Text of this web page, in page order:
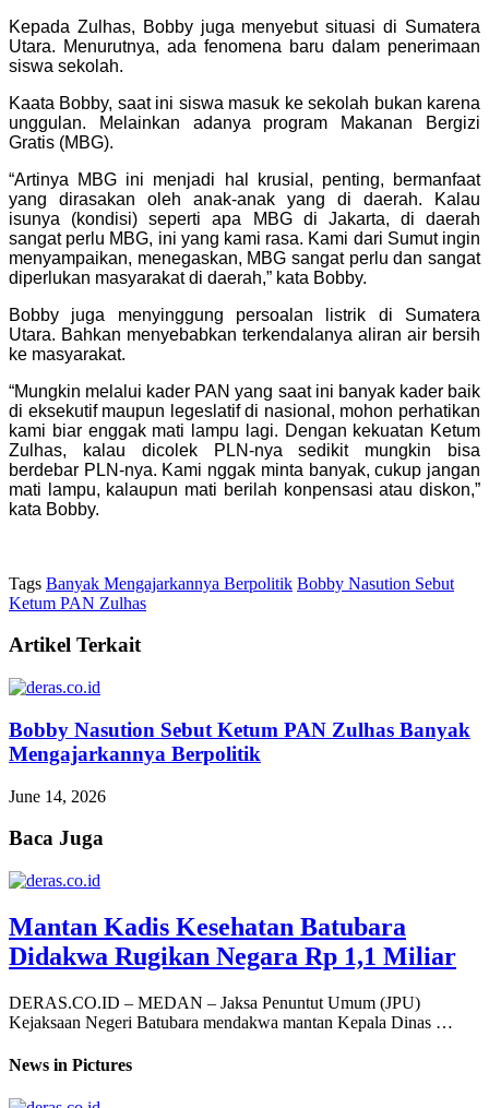
Kepada Zulhas, Bobby juga menyebut situasi di Sumatera
Utara. Menurutnya, ada fenomena baru dalam penerimaan
siswa sekolah.
Kaata Bobby, saat ini siswa masuk ke sekolah bukan karena
unggulan. Melainkan adanya program Makanan Bergizi
Gratis (MBG).
“Artinya MBG ini menjadi hal krusial, penting, bermanfaat
yang dirasakan oleh anak-anak yang di daerah. Kalau
isunya (kondisi) seperti apa MBG di Jakarta, di daerah
sangat perlu MBG, ini yang kami rasa. Kami dari Sumut ingin
menyampaikan, menegaskan, MBG sangat perlu dan sangat
diperlukan masyarakat di daerah,” kata Bobby.
Bobby juga menyinggung persoalan listrik di Sumatera
Utara. Bahkan menyebabkan terkendalanya aliran air bersih
ke masyarakat.
“Mungkin melalui kader PAN yang saat ini banyak kader baik
di eksekutif maupun legeslatif di nasional, mohon perhatikan
kami biar enggak mati lampu lagi. Dengan kekuatan Ketum
Zulhas, kalau dicolek PLN-nya sedikit mungkin bisa
berdebar PLN-nya. Kami nggak minta banyak, cukup jangan
mati lampu, kalaupun mati berilah konpensasi atau diskon,”
kata Bobby.
Tags Banyak Mengajarkannya Berpolitik Bobby Nasution Sebut
Ketum PAN Zulhas
Artikel Terkait
Bobby Nasution Sebut Ketum PAN Zulhas Banyak
Mengajarkannya Berpolitik
June 14, 2026
Baca Juga
Mantan Kadis Kesehatan Batubara
Didakwa Rugikan Negara Rp 1,1 Miliar
DERAS.CO.ID – MEDAN – Jaksa Penuntut Umum (JPU)
Kejaksaan Negeri Batubara mendakwa mantan Kepala Dinas …
News in Pictures